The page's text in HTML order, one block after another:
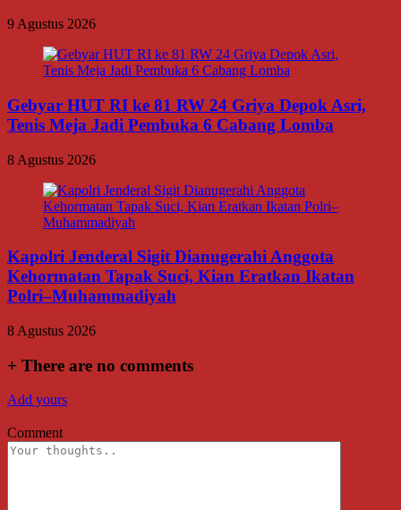
9 Agustus 2026
Gebyar HUT RI ke 81 RW 24 Griya Depok Asri,
Tenis Meja Jadi Pembuka 6 Cabang Lomba
8 Agustus 2026
Kapolri Jenderal Sigit Dianugerahi Anggota
Kehormatan Tapak Suci, Kian Eratkan Ikatan
Polri–Muhammadiyah
8 Agustus 2026
+ There are no comments
Add yours
Comment